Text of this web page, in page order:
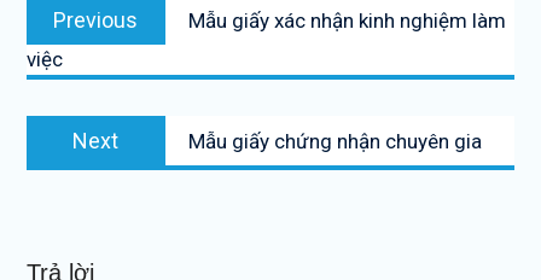
hướng
bài
viết
Previous
Previous
post:
Mẫu giấy xác nhận kinh nghiệm làm
việc
Next
Next
post:
Mẫu giấy chứng nhận chuyên gia
Trả lời